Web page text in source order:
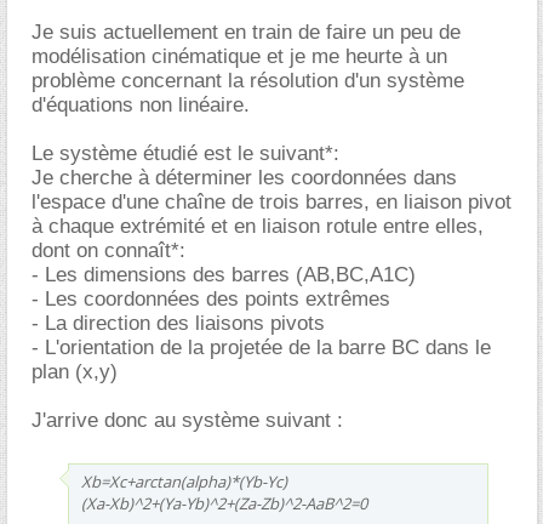
Je suis actuellement en train de faire un peu de
modélisation cinématique et je me heurte à un
problème concernant la résolution d'un système
d'équations non linéaire.
Le système étudié est le suivant*:
Je cherche à déterminer les coordonnées dans
l'espace d'une chaîne de trois barres, en liaison pivot
à chaque extrémité et en liaison rotule entre elles,
dont on connaît*:
- Les dimensions des barres (AB,BC,A1C)
- Les coordonnées des points extrêmes
- La direction des liaisons pivots
- L'orientation de la projetée de la barre BC dans le
plan (x,y)
J'arrive donc au système suivant :
Xb=Xc+arctan(alpha)*(Yb-Yc)
(Xa-Xb)^2+(Ya-Yb)^2+(Za-Zb)^2-AaB^2=0